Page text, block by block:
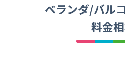
ベランダ/バル
料金